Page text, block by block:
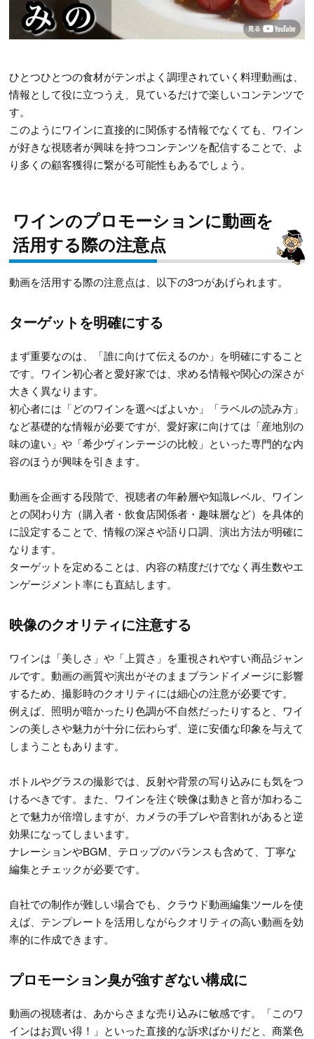
ひとつひとつの食材がテンポよく調理されていく料理動画は、
情報として役に立つうえ、見ているだけで楽しいコンテンツで
す。
このようにワインに直接的に関係する情報でなくても、ワイン
が好きな視聴者が興味を持つコンテンツを配信することで、よ
り多くの顧客獲得に繋がる可能性もあるでしょう。
ワインのプロモーションに動画を
活用する際の注意点
動画を活用する際の注意点は、以下の3つがあげられます。
ターゲットを明確にする
まず重要なのは、「誰に向けて伝えるのか」を明確にすること
です。ワイン初心者と愛好家では、求める情報や関心の深さが
大きく異なります。
初心者には「どのワインを選べばよいか」「ラベルの読み方」
など基礎的な情報が必要ですが、愛好家に向けては「産地別の
味の違い」や「希少ヴィンテージの比較」といった専門的な内
容のほうが興味を引きます。
動画を企画する段階で、視聴者の年齢層や知識レベル、ワイン
との関わり方（購入者・飲食店関係者・趣味層など）を具体的
に設定することで、情報の深さや語り口調、演出方法が明確に
なります。
ターゲットを定めることは、内容の精度だけでなく再生数やエ
ンゲージメント率にも直結します。
映像のクオリティに注意する
ワインは「美しさ」や「上質さ」を重視されやすい商品ジャン
ルです。動画の画質や演出がそのままブランドイメージに影響
するため、撮影時のクオリティには細心の注意が必要です。
例えば、照明が暗かったり色調が不自然だったりすると、ワイ
ンの美しさや魅力が十分に伝わらず、逆に安価な印象を与えて
しまうこともあります。
ボトルやグラスの撮影では、反射や背景の写り込みにも気をつ
けるべきです。また、ワインを注ぐ映像は動きと音が加わるこ
とで魅力が倍増しますが、カメラの手ブレや音割れがあると逆
効果になってしまいます。
ナレーションやBGM、テロップのバランスも含めて、丁寧な
編集とチェックが必要です。
自社での制作が難しい場合でも、クラウド動画編集ツールを使
えば、テンプレートを活用しながらクオリティの高い動画を効
率的に作成できます。
プロモーション臭が強すぎない構成に
動画の視聴者は、あからさまな売り込みに敏感です。「このワ
インはお買い得！」といった直接的な訴求ばかりだと、商業色